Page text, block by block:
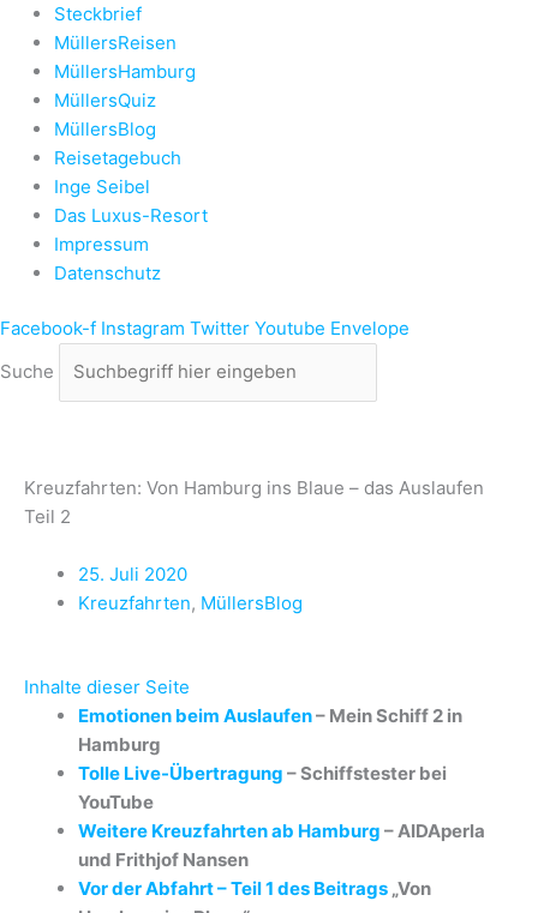
Steckbrief
MüllersReisen
MüllersHamburg
MüllersQuiz
MüllersBlog
Reisetagebuch
Inge Seibel
Das Luxus-Resort
Impressum
Datenschutz
Facebook-f Instagram Twitter Youtube Envelope
Suche
Kreuzfahrten: Von Hamburg ins Blaue – das Auslaufen
Teil 2
25. Juli 2020
Kreuzfahrten, MüllersBlog
Inhalte dieser Seite
Emotionen beim Auslaufen– Mein Schiff 2 in
Hamburg
Tolle Live-Übertragung – Schiffstester bei
YouTube
Weitere Kreuzfahrten ab Hamburg – AIDAperla
und Frithjof Nansen
Vor der Abfahrt – Teil 1 des Beitrags „Von